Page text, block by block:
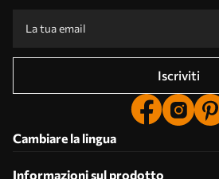
Iscriviti
Cambiare la lingua
Informazioni sul prodotto